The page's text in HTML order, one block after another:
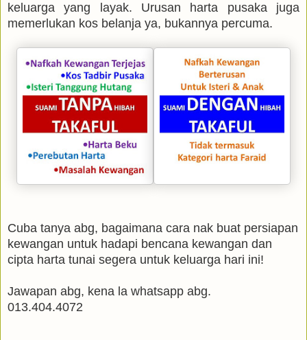
keluarga yang layak. Urusan harta pusaka juga
memerlukan kos belanja ya, bukannya percuma.
Cuba tanya abg, bagaimana cara nak buat persiapan
kewangan untuk hadapi bencana kewangan dan
cipta harta tunai segera untuk keluarga hari ini!
Jawapan abg, kena la whatsapp abg.
013.404.4072